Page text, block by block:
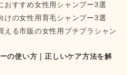
おすすめ女性用シャンプー3選
けの女性用育毛シャンプー3選
える市販の女性用プチプラシャン
の使い方｜正しいケア方法を解